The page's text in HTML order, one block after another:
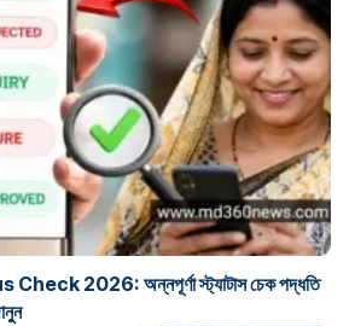
2026: অন্নপূর্ণা স্ট্যাটাস চেক পদ্ধতি